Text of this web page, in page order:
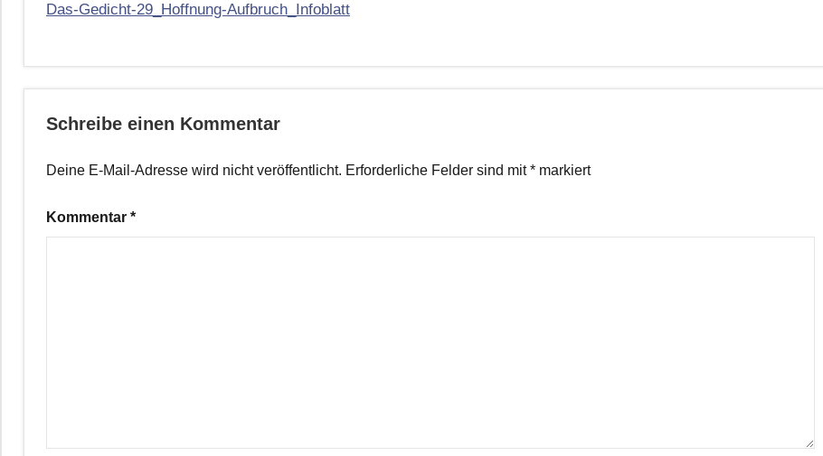
Das-Gedicht-29_Hoffnung-Aufbruch_Infoblatt
Schreibe einen Kommentar
Deine E-Mail-Adresse wird nicht veröffentlicht. Erforderliche Felder sind mit* markiert
Kommentar *